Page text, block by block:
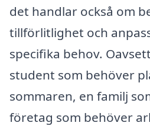
det handlar också om
tillförlitlighet och
specifika behov.
student som behöver
sommaren, en familj
företag som behöver